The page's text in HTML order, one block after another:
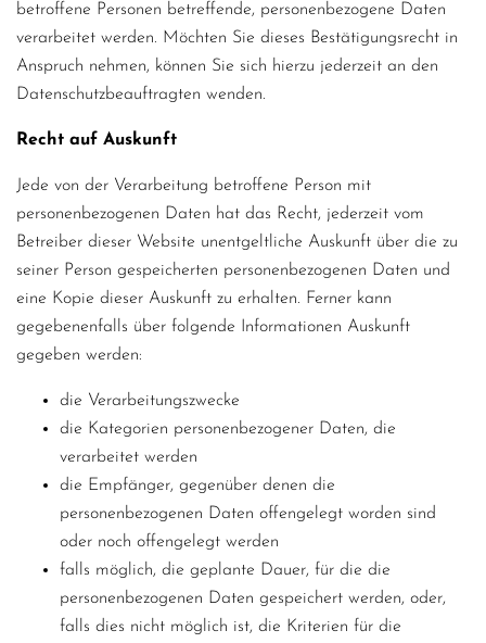
betroffene Personen betreffende, personenbezogene Daten
verarbeitet werden. Möchten Sie dieses Bestätigungsrecht in
Anspruch nehmen, können Sie sich hierzu jederzeit an den
Datenschutzbeauftragten wenden.
Recht auf Auskunft
Jede von der Verarbeitung betroffene Person mit
personenbezogenen Daten hat das Recht, jederzeit vom
Betreiber dieser Website unentgeltliche Auskunft über die zu
seiner Person gespeicherten personenbezogenen Daten und
eine Kopie dieser Auskunft zu erhalten. Ferner kann
gegebenenfalls über folgende Informationen Auskunft
gegeben werden:
die Verarbeitungszwecke
die Kategorien personenbezogener Daten, die
verarbeitet werden
die Empfänger, gegenüber denen die
personenbezogenen Daten offengelegt worden sind
oder noch offengelegt werden
falls möglich, die geplante Dauer, für die die
personenbezogenen Daten gespeichert werden, oder,
falls dies nicht möglich ist, die Kriterien für die